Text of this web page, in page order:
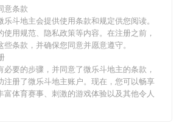
意条款
乐斗地主会提供使用条款和规定供您阅读。
用规范、隐私政策等内容。在注册之前，
条款，并确保您同意并愿意遵守。
必要的步骤，并同意了微乐斗地主的条款，
注册了微乐斗地主账户。现在，您可以畅享
富体育赛事、刺激的游戏体验以及其他令人